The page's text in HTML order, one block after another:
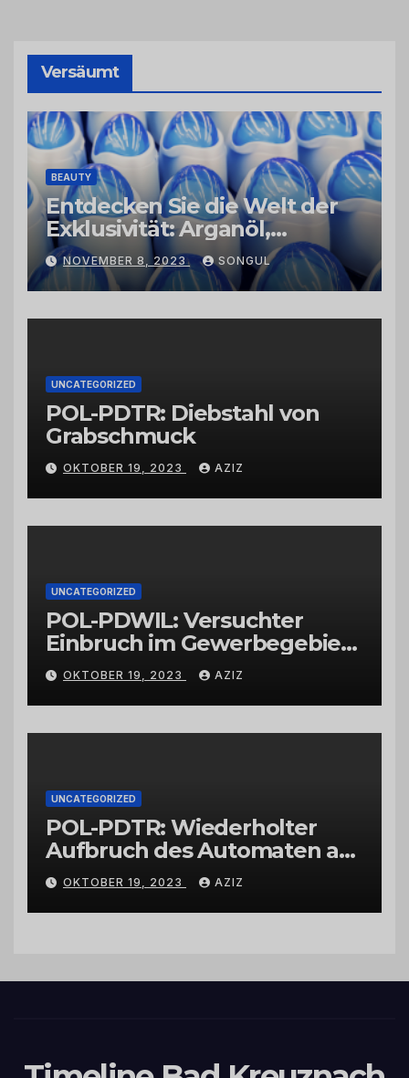
Versäumt
BEAUTY
Entdecken Sie die Welt der
Exklusivität: Arganöl,
Kaktusfeigenkernöl und
Schwarzkümmelöl von
vertrauenswürdigen
Großhändlern und Anbietern
NOVEMBER 8, 2023 SONGUL
UNCATEGORIZED
POL-PDTR: Diebstahl von
Grabschmuck
OKTOBER 19, 2023 AZIZ
UNCATEGORIZED
POL-PDWIL: Versuchter
Einbruch im Gewerbegebiet
Wittlich
OKTOBER 19, 2023 AZIZ
UNCATEGORIZED
POL-PDTR: Wiederholter
Aufbruch des Automaten am
Wohnmobilstellplatz in
Hermeskeil am Labachweg
OKTOBER 19, 2023 AZIZ